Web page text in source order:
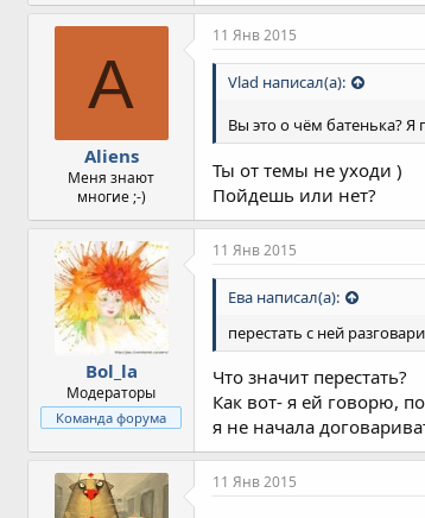
A
Aliens
Меня знают
многие ;-)
11 Янв 2015
Vlad написал(а):
Вы это о чём батенька?
Ты от темы не уходи )
Пойдешь или нет?
Bol_la
Модераторы
Команда форума
11 Янв 2015
Ева написал(а):
перестать с ней
Что значит перестать?
Как вот- я ей говорю,
я не начала
11 Янв 2015